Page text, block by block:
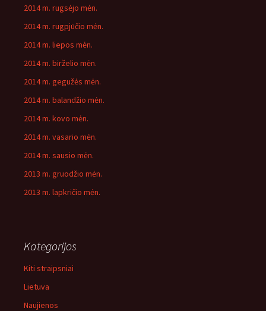
2014 m. rugsėjo mėn.
2014 m. rugpjūčio mėn.
2014 m. liepos mėn.
2014 m. birželio mėn.
2014 m. gegužės mėn.
2014 m. balandžio mėn.
2014 m. kovo mėn.
2014 m. vasario mėn.
2014 m. sausio mėn.
2013 m. gruodžio mėn.
2013 m. lapkričio mėn.
Kategorijos
Kiti straipsniai
Lietuva
Naujienos